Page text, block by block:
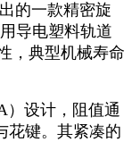
的一款精密旋
导电塑料轨道
，典型机械寿命
）设计，阻值通
花键。其紧凑的